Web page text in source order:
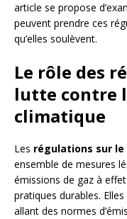
article se propose
peuvent prendre ces
qu’elles soulèvent.
Le rôle des
lutte contre
climatique
Les régulations sur
ensemble de mesures
émissions de gaz à
pratiques durables.
allant des normes